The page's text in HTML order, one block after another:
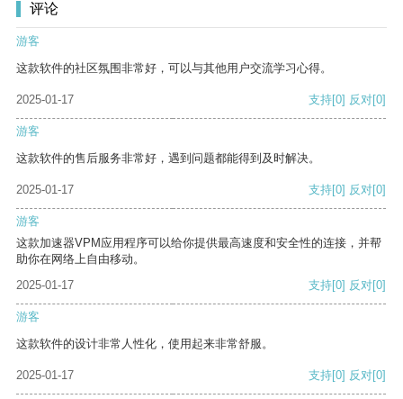
评论
游客
这款软件的社区氛围非常好，可以与其他用户交流学习心得。
2025-01-17 支持[0] 反对[0]
游客
这款软件的售后服务非常好，遇到问题都能得到及时解决。
2025-01-17 支持[0] 反对[0]
游客
这款加速器VPM应用程序可以给你提供最高速度和安全性的连接，并帮
助你在网络上自由移动。
2025-01-17
支持[0] 反对[0]
游客
这款软件的设计非常人性化，使用起来非常舒服。
2025-01-17 支持[0] 反对[0]